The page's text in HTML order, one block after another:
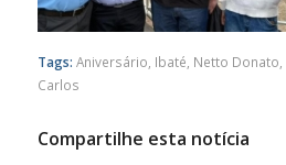
Tags: Aniversário Ibaté Netto Donato
Carlos
Compartilhe esta notícia